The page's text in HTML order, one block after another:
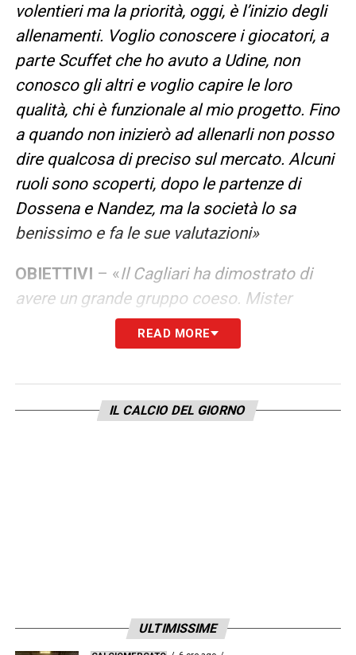
volentieri ma la priorità, oggi, è l’inizio degli
allenamenti. Voglio conoscere i giocatori, a
parte Scuffet che ho avuto a Udine, non
conosco gli altri e voglio capire le loro
qualità, chi è funzionale al mio progetto. Fino
a quando non inizierò ad allenarli non posso
dire qualcosa di preciso sul mercato. Alcuni
ruoli sono scoperti, dopo le partenze di
Dossena e Nandez, ma la società lo sa
benissimo e fa le sue valutazioni»
OBIETTIVI – «Il Cagliari ha dimostrato di
avere un grande gruppo coeso. Mister
Ranieri avrà fatto le sue valutazioni con le
sue strategie, il modo di giocare era molto
profondità avendo equilibrio tra i reparti. Noi
abbiamo le nostre idee e d’accordo con la
dove è arrivata. Mantenere la categoria
significa avere programmazione negli anni e
READ MORE
IL CALCIO DEL GIORNO
ULTIMISSIME